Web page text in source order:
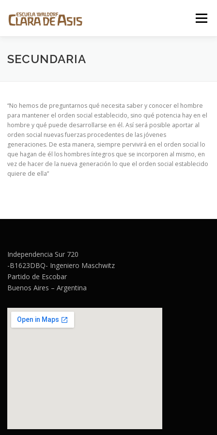
contenido
Menú
LA ESCUELA PEDAGOGÍA WALDORF
SECUNDARIA
“No hemos de preguntarnos qué necesita saber y conocer el hombre
para mantener el orden social establecido, sino qué potencia hay en el
hombre y qué puede desarrollarse en él. Así será posible aportar al
orden social nuevas fuerzas procedentes de las jóvenes
generaciones. De esta manera, siempre pervivirá en el orden social lo
que hagan de él los hombres íntegros que se incorporen al mismo, en
vez de hacer de la nueva generación lo que el orden social establecido
quiere de ella”
Independencia Sur 720
-B1623DBQ- Ingeniero Maschwitz
Partido de Escobar
Buenos Aires – Argentina